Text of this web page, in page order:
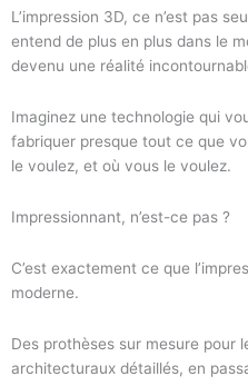
L’impression 3D, ce n’est pas
entend de plus en plus dans le
devenu une réalité
Imaginez une technologie qui
fabriquer presque tout ce que
le voulez, et où vous le voulez.
Impressionnant, n’est-ce pas ?
C’est exactement ce que
moderne.
Des prothèses sur mesure pour
architecturaux détaillés, en